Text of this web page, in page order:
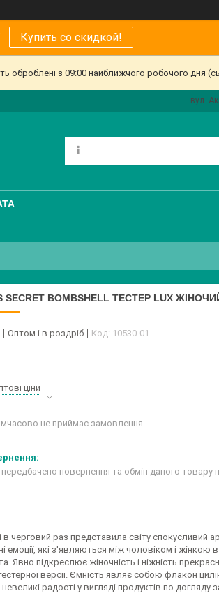
Купить со скидкой!
оброблені з 09:00 найближчого робочого дня
вул.
SECRET BOMBSHELL ТЕСТЕР LUX
Оптом і в роздріб Код: 10530-01
ціни
не приймає замовлення
повернення та обмін даного товару
черговий раз представила світу спокусливий
які з'являються між чоловіком і жінкою
Явно підкреслює жіночність і ніжність
версії. Ємність являє собою флакон
радості у вигляді продуктів по догляду